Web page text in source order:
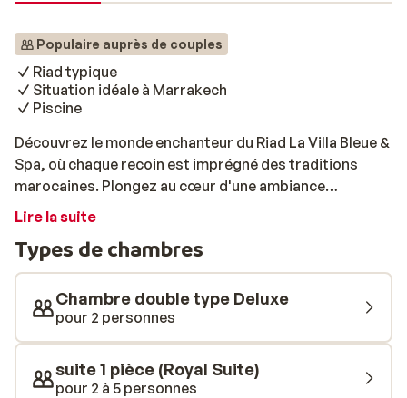
Populaire auprès de couples
Riad typique
Situation idéale à Marrakech
Piscine
Découvrez le monde enchanteur du Riad La Villa Bleue &
Spa, où chaque recoin est imprégné des traditions
marocaines. Plongez au cœur d'une ambiance
chaleureuse et d'intérieurs cosy. La piscine vous invite
longue. Poursuivez la détente dans l'espace bien-être,
avec hammam, jacuzzi et massage. Si vous aimez
sortir, le magnifique jardin Majorelle se trouve à
seulement 700 mètres du riad et de nombreuses autres
attractions sont accessibles dans les environs. Un bel
équilibre entre détente et découverte!
Lire la suite
Types de chambres
Chambre double type Deluxe
pour 2 personnes
suite 1 pièce (Royal Suite)
pour 2 à 5 personnes